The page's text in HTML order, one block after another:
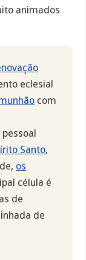
animados
eclesial
com
Santo,
os
célula é
de
de